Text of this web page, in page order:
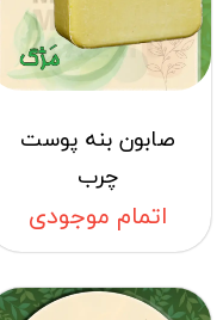
صابون بنه پوست
چرب
اتمام موجودی